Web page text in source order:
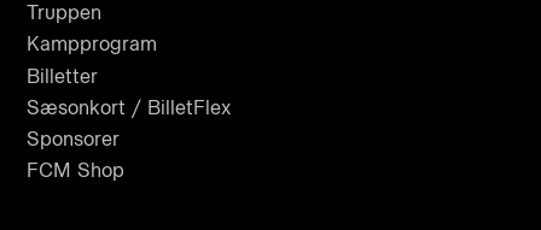
Truppen
Kampprogram
Billetter
Sæsonkort / BilletFlex
Sponsorer
FCM Shop